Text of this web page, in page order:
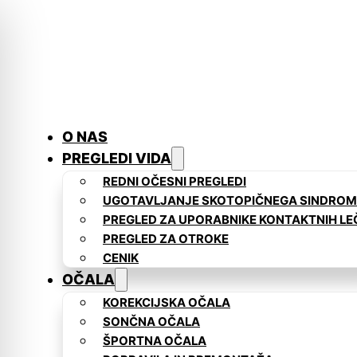
O NAS
PREGLEDI VIDA
REDNI OČESNI PREGLEDI
UGOTAVLJANJE SKOTOPIČNEGA
PREGLED ZA UPORABNIKE KONTAKTNIH
PREGLED ZA OTROKE
CENIK
OČALA
KOREKCIJSKA OČALA
SONČNA OČALA
ŠPORTNA OČALA